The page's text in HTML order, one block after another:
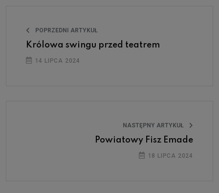
POPRZEDNI ARTYKUŁ
Królowa swingu przed teatrem
14 LIPCA 2024
NASTĘPNY ARTYKUŁ
Powiatowy Fisz Emade
18 LIPCA 2024